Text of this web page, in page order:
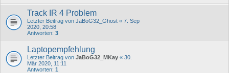
Track IR 4 Problem
Letzter Beitrag von JaBoG32_Ghost « 7. Sep
2020, 20:58
Antworten: 3
Laptopempfehlung
Letzter Beitrag von JaBoG32_MKay « 30.
Mär 2020, 11:11
Antworten: 1